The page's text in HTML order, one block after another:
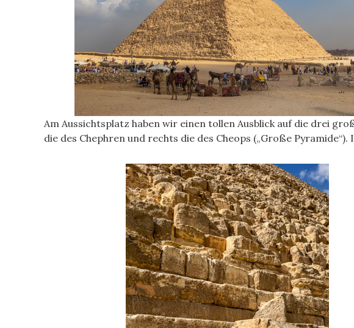
Am Aussichtsplatz haben wir einen tollen Ausblick auf die drei
die des Chephren und rechts die des Cheops („Große